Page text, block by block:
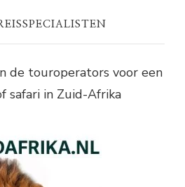
de touroperators voor een
safari in Zuid-Afrika